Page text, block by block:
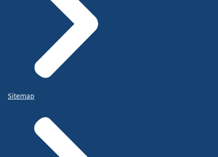
Sitemap